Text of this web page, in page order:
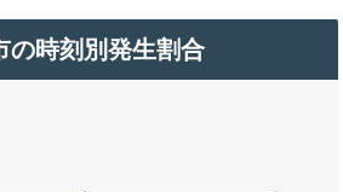
の時刻別発生割合